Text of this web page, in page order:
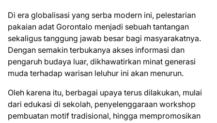
Di era globalisasi yang serba modern ini, pelestarian
pakaian adat Gorontalo menjadi sebuah tantangan
sekaligus tanggung jawab besar bagi masyarakatnya.
Dengan semakin terbukanya akses informasi dan
pengaruh budaya luar, dikhawatirkan minat generasi
muda terhadap warisan leluhur ini akan menurun.
Oleh karena itu, berbagai upaya terus dilakukan, mulai
dari edukasi di sekolah, penyelenggaraan workshop
pembuatan motif tradisional, hingga mempromosikan